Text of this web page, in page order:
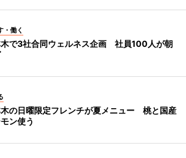
・働く
で3社合同ウェルネス企画 社員100人が朝
の日曜限定フレンチが夏メニュー 桃と国産
ン使う